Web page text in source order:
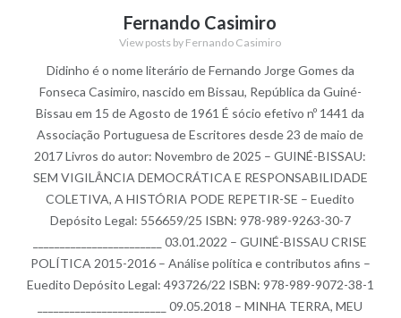
Fernando Casimiro
View posts by Fernando Casimiro
Didinho é o nome literário de Fernando Jorge Gomes da
Fonseca Casimiro, nascido em Bissau, República da Guiné-
Bissau em 15 de Agosto de 1961 É sócio efetivo nº 1441 da
Associação Portuguesa de Escritores desde 23 de maio de
2017 Livros do autor: Novembro de 2025 – GUINÉ-BISSAU:
SEM VIGILÂNCIA DEMOCRÁTICA E RESPONSABILIDADE
COLETIVA, A HISTÓRIA PODE REPETIR-SE – Euedito
Depósito Legal: 556659/25 ISBN: 978-989-9263-30-7
________________________ 03.01.2022 – GUINÉ-BISSAU CRISE
POLÍTICA 2015-2016 – Análise política e contributos afins –
Euedito Depósito Legal: 493726/22 ISBN: 978-989-9072-38-1
________________________ 09.05.2018 – MINHA TERRA, MEU